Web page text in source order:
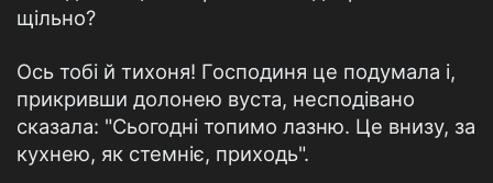
щільно?
Ось тобі й тихоня! Господиня це подумала і,
прикривши долонею вуста, несподівано
сказала: "Сьогодні топимо лазню. Це внизу, за
кухнею, як стемніє, приходь".